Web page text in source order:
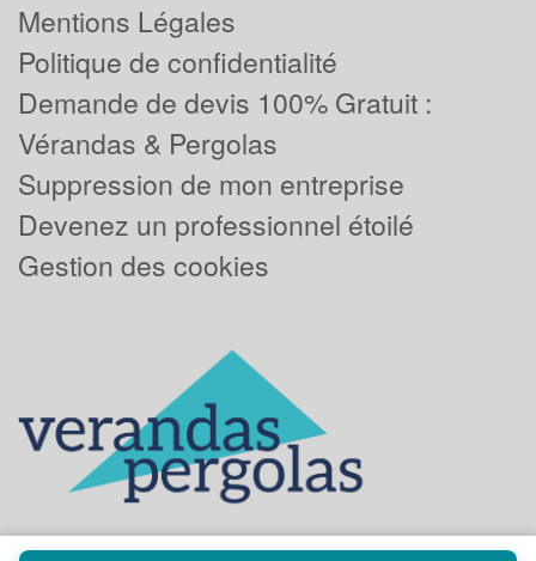
Mentions Légales
Politique de confidentialité
Demande de devis 100% Gratuit :
Vérandas & Pergolas
Suppression de mon entreprise
Devenez un professionnel étoilé
Gestion des cookies